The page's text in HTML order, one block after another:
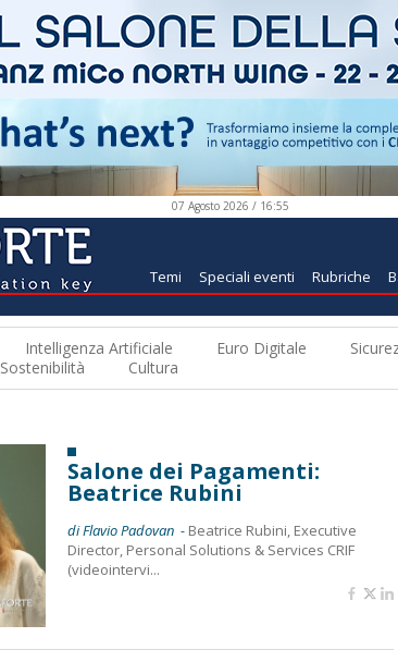
07 Agosto 2026 / 16:55
Temi Speciali eventi Rubriche
Intelligenza Artificiale Euro Digitale
Sostenibilità Cultura
Salone dei Pagamenti:
Beatrice Rubini
di Flavio Padovan - Beatrice Rubini, Executive
Director, Personal Solutions & Services CRIF
(videointervi...